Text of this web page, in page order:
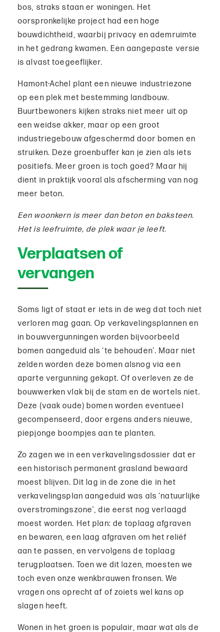
bos, straks staan er woningen. Het
oorspronkelijke project had een hoge
bouwdichtheid, waarbij privacy en ademruimte
in het gedrang kwamen. Een aangepaste versie
is alvast toegeeflijker.
Hamont-Achel plant een nieuwe industriezone
op een plek met bestemming landbouw.
Buurtbewoners kijken straks niet meer uit op
een weidse akker, maar op een groot
industriegebouw afgeschermd door bomen en
struiken. Deze groenbuffer kan je zien als iets
positiefs. Meer groen is toch goed? Maar hij
dient in praktijk vooral als afscherming van nog
meer beton.
Een woonkern is meer dan beton en baksteen.
Het is leefruimte, de plek waar je leeft.
Verplaatsen of
vervangen
Soms ligt of staat er iets in de weg dat toch niet
verloren mag gaan. Op verkavelingsplannen en
in bouwvergunningen worden bijvoorbeeld
bomen aangeduid als ‘te behouden’. Maar niet
zelden worden deze bomen alsnog via een
aparte vergunning gekapt. Of overleven ze de
bouwwerken vlak bij de stam en de wortels niet.
Deze (vaak oude) bomen worden eventueel
gecompenseerd, door ergens anders nieuwe,
piepjonge boompjes aan te planten.
Zo zagen we in een verkavelingsdossier dat er
een historisch permanent grasland bewaard
moest blijven. Dit lag in de zone die in het
verkavelingsplan aangeduid was als ‘natuurlijke
overstromingszone’, die eerst nog verlaagd
moest worden. Het plan: de toplaag afgraven
en bewaren, een laag afgraven om het reliëf
aan te passen, en vervolgens de toplaag
terugplaatsen. Toen we dit lazen, moesten we
toch even onze wenkbrauwen fronsen. We
vragen ons oprecht af of zoiets wel kans op
slagen heeft.
Wonen in het groen is populair, maar wat als de